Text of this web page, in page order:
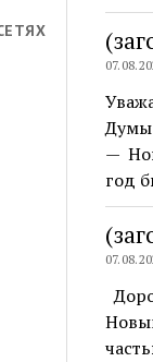
Думы
—
год